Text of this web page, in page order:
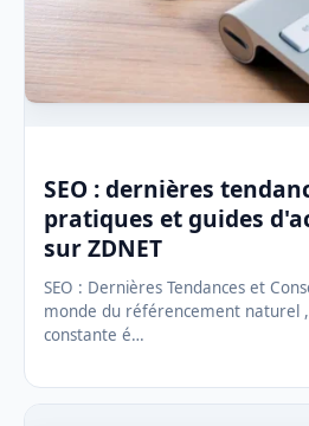
SEO : dernières
pratiques et guides
sur ZDNET
SEO : Dernières Tendances et
monde du référencement naturel
constante é…